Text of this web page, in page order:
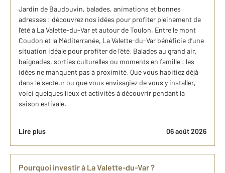
Jardin de Baudouvin, balades, animations et bonnes
adresses : découvrez nos idées pour profiter pleinement de
l’été à La Valette-du-Var et autour de Toulon. Entre le mont
Coudon et la Méditerranée, La Valette-du-Var bénéficie d’une
situation idéale pour profiter de l’été. Balades au grand air,
baignades, sorties culturelles ou moments en famille : les
idées ne manquent pas à proximité. Que vous habitiez déjà
dans le secteur ou que vous envisagiez de vous y installer,
voici quelques lieux et activités à découvrir pendant la
saison estivale.
Lire plus 06 août 2026
Pourquoi investir à La Valette-du-Var ?